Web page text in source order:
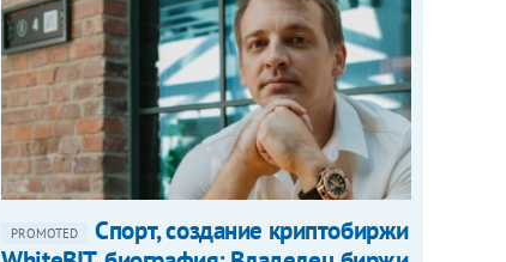
PROMOTED
Спорт, создание криптобиржи